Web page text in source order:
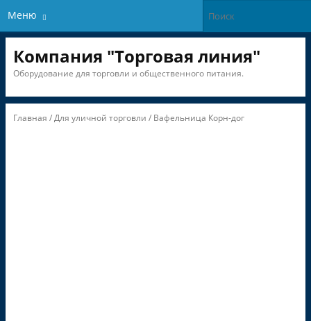
Меню
Компания "Торговая линия"
Оборудование для торговли и общественного питания.
Главная /Для уличной торговли / Вафельница Корн-дог